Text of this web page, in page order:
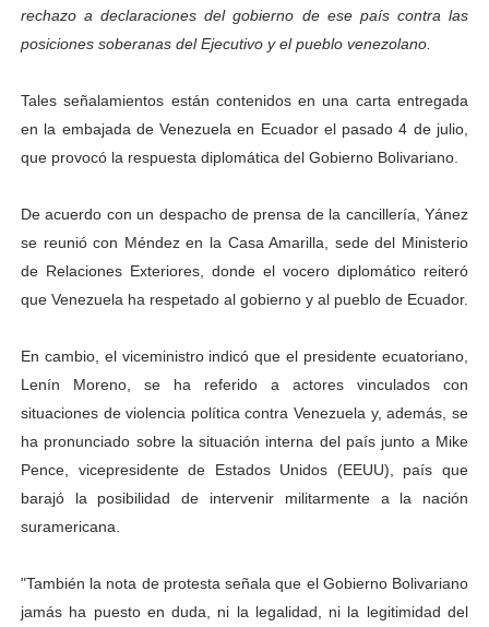
Venezuela Renace 2026 lleva sonrisas y prevención a
Complejo Educativo Talento Deportivo lanza Plan
Corposalud inició talleres para aspirantes al curso de
rechazo a declaraciones del gobierno de ese país contra las
posiciones soberanas del Ejecutivo y el pueblo venezolano.
Tales señalamientos están contenidos en una carta entregada
en la embajada de Venezuela en Ecuador el pasado 4 de julio,
que provocó la respuesta diplomática del Gobierno Bolivariano.
De acuerdo con un despacho de prensa de la cancillería, Yánez
se reunió con Méndez en la Casa Amarilla, sede del Ministerio
de Relaciones Exteriores, donde el vocero diplomático reiteró
que Venezuela ha respetado al gobierno y al pueblo de Ecuador.
En cambio, el viceministro indicó que el presidente ecuatoriano,
Lenín Moreno, se ha referido a actores vinculados con
situaciones de violencia política contra Venezuela y, además, se
ha pronunciado sobre la situación interna del país junto a Mike
Pence, vicepresidente de Estados Unidos (EEUU), país que
barajó la posibilidad de intervenir militarmente a la nación
suramericana.
"También la nota de protesta señala que el Gobierno Bolivariano
jamás ha puesto en duda, ni la legalidad, ni la legitimidad del